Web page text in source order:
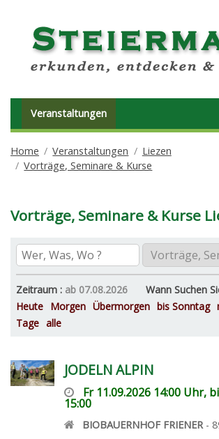
Veranstaltungen
Home Veranstaltungen
Liezen
Vorträge, Seminare & Kurse
Vorträge, Seminare & Kurse
Zeitraum : ab 07.08.2026
Wann Suchen
Heute Morgen Übermorgen bis Sonntag
Tage alle
JODELN ALPIN
Fr 11.09.2026 14:00 Uhr,
15:00
BIOBAUERNHOF FRIENER-